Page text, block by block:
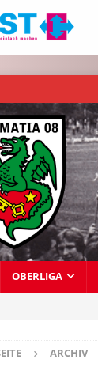
OBERLIGA
ARCHIV